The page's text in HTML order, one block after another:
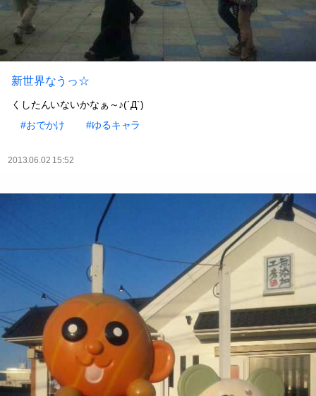
新世界なうっ☆
くしたんいないかなぁ～♪(´Д`)
#おでかけ
#ゆるキャラ
2013.06.02 15:52